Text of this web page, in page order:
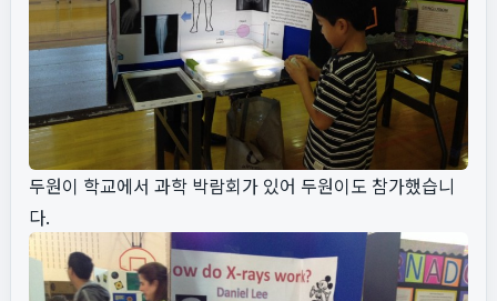
두원이 학교에서 과학 박람회가 있어 두원이도 참가했습니
다.